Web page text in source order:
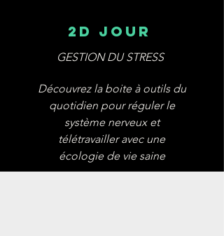
2D JOUR
GESTION DU STRESS
Découvrez la boite à outils du
quotidien pour réguler le
système nerveux et
télétravailler avec une
écologie de vie saine